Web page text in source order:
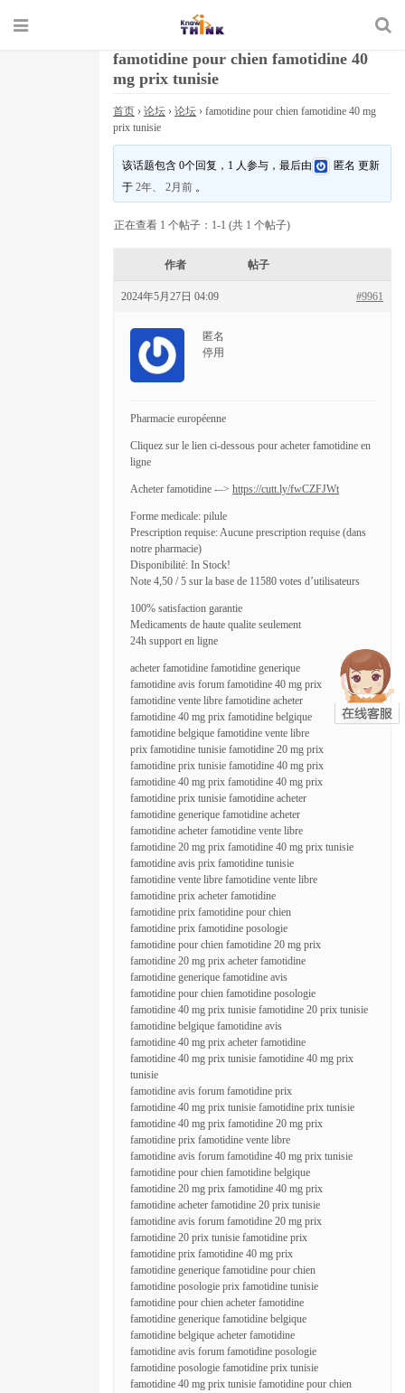
famotidine pour chien famotidine 40
mg prix tunisie
首页 › 论坛 › 论坛 › famotidine pour chien famotidine 40 mg
prix tunisie
该话题包含 0个回复，1 人参与，最后由 匿名 更新
于2年、 2月前 。
正在查看 1 个帖子：1-1 (共 1 个帖子)
作者 帖子
2024年5月27日 04:09 #9961
匿名
停用
Pharmacie européenne
Cliquez sur le lien ci-dessous pour acheter famotidine en
ligne
Acheter famotidine -–> https://cutt.ly/fwCZFJWt
Forme medicale: pilule
Prescription requise: Aucune prescription requise (dans
notre pharmacie)
Disponibilité: In Stock!
Note 4,50 / 5 sur la base de 11580 votes d’utilisateurs
100% satisfaction garantie
Medicaments de haute qualite seulement
24h support en ligne
acheter famotidine famotidine generique
famotidine avis forum famotidine 40 mg prix
famotidine vente libre famotidine acheter
famotidine 40 mg prix famotidine belgique
famotidine belgique famotidine vente libre
prix famotidine tunisie famotidine 20 mg prix
famotidine prix tunisie famotidine 40 mg prix
famotidine 40 mg prix famotidine 40 mg prix
famotidine prix tunisie famotidine acheter
famotidine generique famotidine acheter
famotidine acheter famotidine vente libre
famotidine 20 mg prix famotidine 40 mg prix tunisie
famotidine avis prix famotidine tunisie
famotidine vente libre famotidine vente libre
famotidine prix acheter famotidine
famotidine prix famotidine pour chien
famotidine prix famotidine posologie
famotidine pour chien famotidine 20 mg prix
famotidine 20 mg prix acheter famotidine
famotidine generique famotidine avis
famotidine pour chien famotidine posologie
famotidine 40 mg prix tunisie famotidine 20 prix tunisie
famotidine belgique famotidine avis
famotidine 40 mg prix acheter famotidine
famotidine 40 mg prix tunisie famotidine 40 mg prix
tunisie
famotidine avis forum famotidine prix
famotidine 40 mg prix tunisie famotidine prix tunisie
famotidine 40 mg prix famotidine 20 mg prix
famotidine prix famotidine vente libre
famotidine avis forum famotidine 40 mg prix tunisie
famotidine pour chien famotidine belgique
famotidine 20 mg prix famotidine 40 mg prix
famotidine acheter famotidine 20 prix tunisie
famotidine avis forum famotidine 20 mg prix
famotidine 20 prix tunisie famotidine prix
famotidine prix famotidine 40 mg prix
famotidine generique famotidine pour chien
famotidine posologie prix famotidine tunisie
famotidine pour chien acheter famotidine
famotidine generique famotidine belgique
famotidine belgique acheter famotidine
famotidine avis forum famotidine posologie
famotidine posologie famotidine prix tunisie
famotidine 40 mg prix tunisie famotidine pour chien